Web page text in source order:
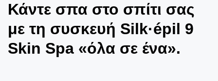
Κάντε σπα στο σπίτι σας
με τη συσκευή Silk·épil 9
Skin Spa «όλα σε ένα».